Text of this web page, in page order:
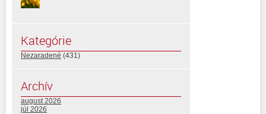
Kategórie
Nezaradené (431)
Archív
august 2026
júl 2026